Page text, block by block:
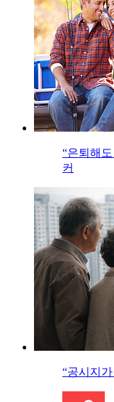
“은퇴해
커
“공시지